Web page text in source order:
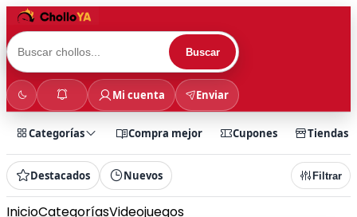
Buscar
Mi cuenta Enviar
Categorías Compra mejor Cupones Tiendas
Destacados Nuevos Filtrar
InicioCategoríasVideojuegos